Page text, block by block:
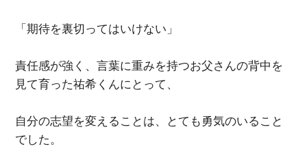
「期待を裏切ってはいけない」
責任感が強く、言葉に重みを持つお父さんの背中を
見て育った祐希くんにとって、
自分の志望を変えることは、とても勇気のいること
でした。